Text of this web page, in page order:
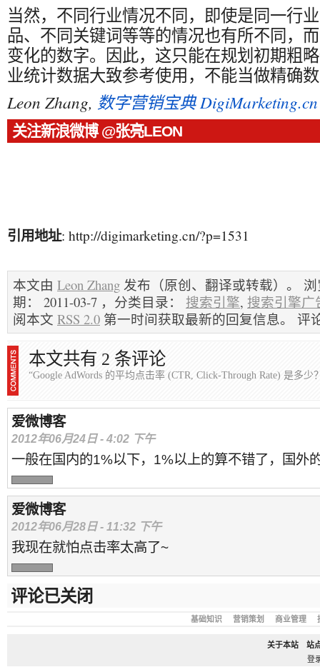
当然，不同行业情况不同，即使是同一行
品、不同关键词等等的情况也有所不同，
变化的数字。因此，这只能在规划初期粗
业统计数据大致参考使用，不能当做精确
Leon Zhang, 数字营销宝典 DigiMarketing.cn
关注新浪微博 @张亮LEON
引用地址: http://digimarketing.cn/?p=1531
本文由 Leon Zhang 发布（原创、翻译或转载）。
期： 2011-03-7 ，分类目录： 搜索引擎, 搜索引擎广
阅本文 RSS 2.0 第一时间获取最新的回复信息。 评
本文共有 2 条评论
“Google AdWords 的平均点击率 (CTR, Click-Through Rate) 是多少
爱微博客
2012年06月24日 - 4:02 下午
一般在国内的1%以下，1%以上的算不错了，国外
爱微博客
2012年06月28日 - 11:32 下午
我现在就怕点击率太高了~
评论已关闭
基础知识 营销策划 商业管理
关于本站
站
登